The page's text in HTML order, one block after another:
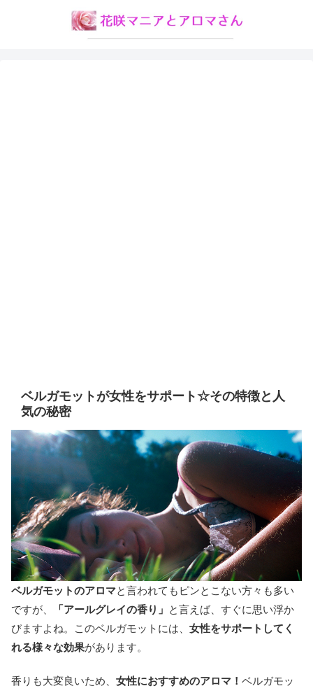
ベルガモットが女性をサポート☆その特徴と人
気の秘密
ベルガモットのアロマと言われてもピンとこない方々も多い
ですが、
「アールグレイの香り」 と言えば、すぐに思い浮か
びますよね。このベルガモットには、 女性をサポートしてく
れる様々な効果があります。
香りも大変良いため、 女性におすすめのアロマ！ ベルガモッ